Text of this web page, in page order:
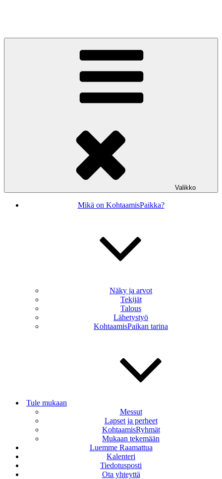
Valikko
Mikä on KohtaamisPaikka?
Näky ja arvot
Tekijät
Talous
Lähetystyö
KohtaamisPaikan tarina
Tule mukaan
Messut
Lapset ja perheet
KohtaamisRyhmät
Mukaan tekemään
Luemme Raamattua
Kalenteri
Tiedotusposti
Ota yhteyttä